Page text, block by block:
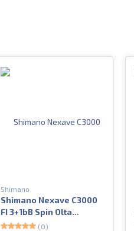
Shimano
Shimano Nexave C3000
FI 3+1bB Spin Olta
Makinesi (0)